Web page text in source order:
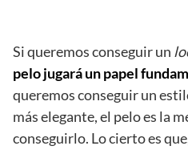
Si queremos conseguir un
pelo jugará un papel
queremos conseguir un
más elegante, el pelo es la
conseguirlo. Lo cierto es